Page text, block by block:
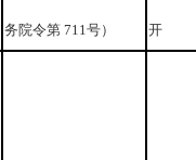
务院令第 711号） 开